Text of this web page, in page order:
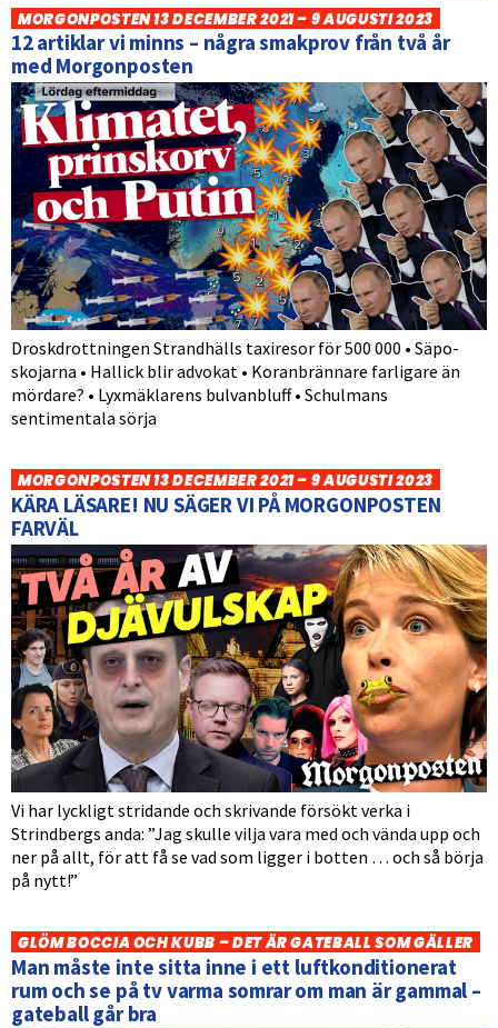
MORGONPOSTEN 13 DECEMBER 2021 – 9 AUGUSTI 2023
12 artiklar vi minns – några smakprov från två år
med Morgonposten
Droskdrottningen Strandhälls taxiresor för 500 000 • Säpo-
skojarna • Hallick blir advokat • Koranbrännare farligare än
mördare? • Lyxmäklarens bulvanbluff • Schulmans
sentimentala sörja
MORGONPOSTEN 13 DECEMBER 2021 – 9 AUGUSTI 2023
KÄRA LÄSARE! NU SÄGER VI PÅ MORGONPOSTEN
FARVÄL
Vi har lyckligt stridande och skrivande försökt verka i
Strindbergs anda: ”Jag skulle vilja vara med och vända upp och
ner på allt, för att få se vad som ligger i botten … och så börja
på nytt!”
GLÖM BOCCIA OCH KUBB – DET ÄR GATEBALL SOM GÄLLER
Man måste inte sitta inne i ett luftkonditionerat
rum och se på tv varma somrar om man är gammal –
gateball går bra